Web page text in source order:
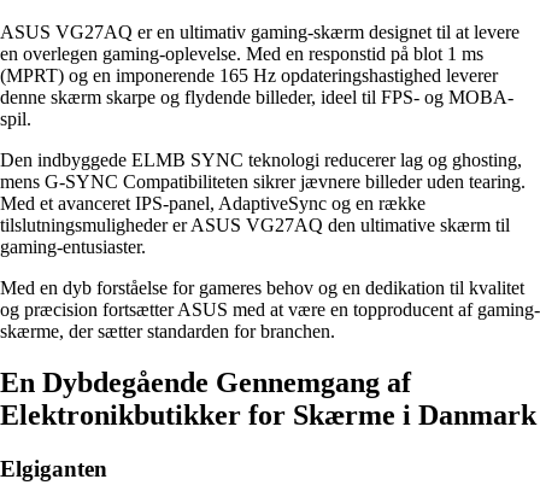
ASUS VG27AQ er en ultimativ gaming-skærm designet til at levere
en overlegen gaming-oplevelse. Med en responstid på blot 1 ms
(MPRT) og en imponerende 165 Hz opdateringshastighed leverer
denne skærm skarpe og flydende billeder, ideel til FPS- og MOBA-
spil.
Den indbyggede ELMB SYNC teknologi reducerer lag og ghosting,
mens G-SYNC Compatibiliteten sikrer jævnere billeder uden tearing.
Med et avanceret IPS-panel, AdaptiveSync og en række
tilslutningsmuligheder er ASUS VG27AQ den ultimative skærm til
gaming-entusiaster.
Med en dyb forståelse for gameres behov og en dedikation til kvalitet
og præcision fortsætter ASUS med at være en topproducent af gaming-
skærme, der sætter standarden for branchen.
En Dybdegående Gennemgang af
Elektronikbutikker for Skærme i Danmark
Elgiganten